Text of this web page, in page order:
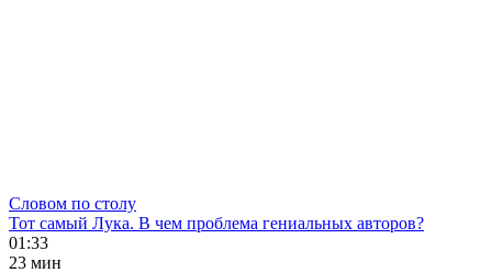
Словом по столу
Тот самый Лука. В чем проблема гениальных авторов?
01:33
23 мин